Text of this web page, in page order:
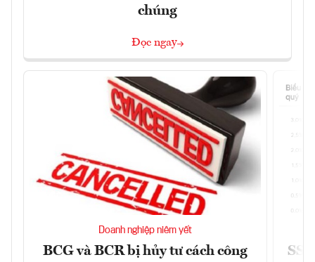
chúng
Đọc ngay
Doanh nghiệp niêm yết
BCG và BCR bị hủy tư cách công
SSI